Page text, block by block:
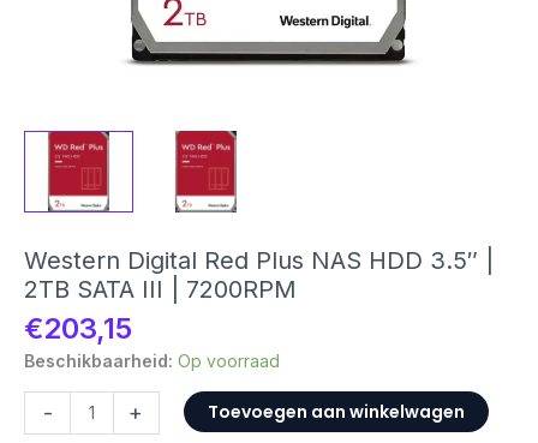
Western Digital Red Plus NAS HDD 3.5″ |
2TB SATA III | 7200RPM
€203,15
Beschikbaarheid: Op voorraad
-
Digital
+ Toevoegen aan winkelwagen